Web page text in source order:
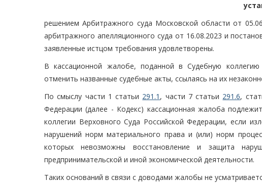
решением Арбитражного суда Московской области от
арбитражного апелляционного суда от 16.08.2023 и
заявленные истцом требования удовлетворены.
В кассационной жалобе, поданной в Судебную
отменить названные судебные акты, ссылаясь на их
По смыслу части 1 статьи 291.1 , части 7 статьи 291.6,
Федерации (далее - Кодекс) кассационная жалоба
коллегии Верховного Суда Российской Федерации, если
нарушений норм материального права и (или) норм
которых невозможны восстановление и защита
предпринимательской и иной экономической деятельности.
Таких оснований в связи с доводами жалобы не